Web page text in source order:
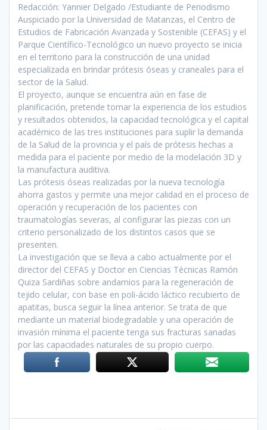
Redacción: Yannier Delgado /Estudiante de Periodismo
Auspiciado por la Universidad de Matanzas, el Centro de
Estudios de Fabricación Avanzada y Sostenible (CEFAS) y el
Parque Científico-Tecnológico un nuevo proyecto se inicia
en el territorio para la construcción de una unidad
especializada en brindar prótesis óseas y craneales para el
sector de la Salud.
El proyecto, aunque se encuentra aún en fase de
planificación, pretende tomar la experiencia de los estudios
y resultados obtenidos, la capacidad tecnológica y el capital
académico de las tres instituciones para suplir la demanda
de la Salud de la provincia y el país de prótesis hechas a
medida para el paciente por medio de la modelación 3D y
la manufactura auditiva.
Las prótesis óseas realizadas por la nueva tecnología
ahorra gastos y permite una mejor calidad en el proceso de
operación y recuperación de los pacientes con
traumatologías severas, al configurar las piezas con un
criterio personalizado de los distintos casos que se
presenten.
La investigación que se lleva a cabo actualmente por el
director del CEFAS y Doctor en Ciencias Técnicas Ramón
Quiza Sardiñas sobre andamios para la regeneración de
tejido celular, con base en poli-ácido láctico recubierto de
apatitas, busca seguir la línea anterior. Se trata de que
mediante un material biodegradable y una operación de
invasión mínima el paciente tenga sus fracturas sanadas
por las capacidades naturales de su propio cuerpo.